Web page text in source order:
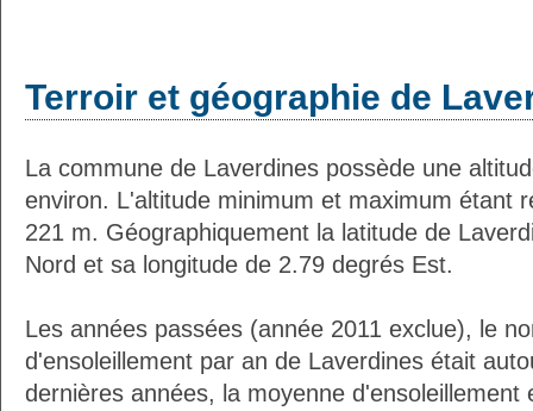
Terroir et géographie de
La commune de Laverdines possède une
environ. L'altitude minimum et maximum étant
221 m. Géographiquement la latitude de
Nord et sa longitude de 2.79 degrés Est.
Les années passées (année 2011 exclue), le
d'ensoleillement par an de Laverdines était
dernières années, la moyenne d'ensoleillement